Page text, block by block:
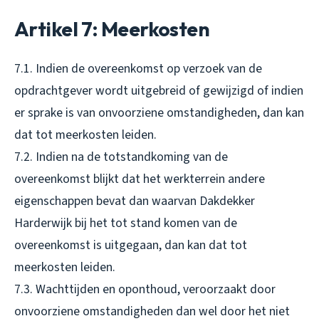
Artikel 7: Meerkosten
7.1. Indien de overeenkomst op verzoek van de
opdrachtgever wordt uitgebreid of gewijzigd of indien
er sprake is van onvoorziene omstandigheden, dan kan
dat tot meerkosten leiden.
7.2. Indien na de totstandkoming van de
overeenkomst blijkt dat het werkterrein andere
eigenschappen bevat dan waarvan Dakdekker
Harderwijk bij het tot stand komen van de
overeenkomst is uitgegaan, dan kan dat tot
meerkosten leiden.
7.3. Wachttijden en oponthoud, veroorzaakt door
onvoorziene omstandigheden dan wel door het niet